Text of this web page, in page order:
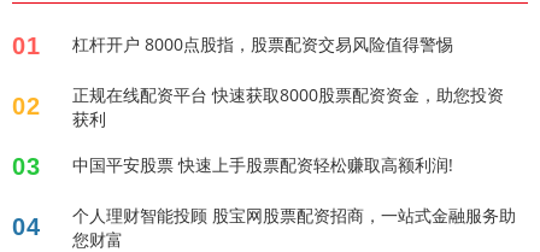
01 杠杆开户 8000点股指，股票配资交易风险值得警惕
02
正规在线配资平台 快速获取8000股票配资资金，助您投资
获利
03 中国平安股票 快速上手股票配资轻松赚取高额利润!
04
个人理财智能投顾 股宝网股票配资招商，一站式金融服务助
您财富